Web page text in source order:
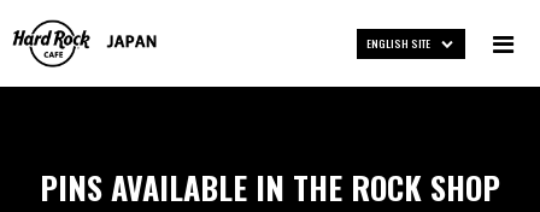
ENGLISH SITE
PINS AVAILABLE IN THE ROCK SHOP